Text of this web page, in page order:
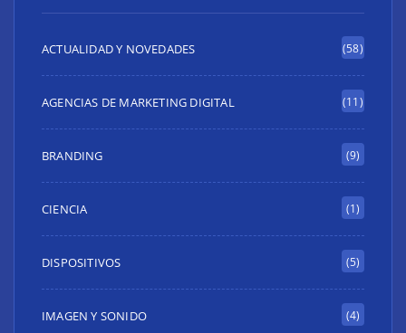
ACTUALIDAD Y NOVEDADES (58)
AGENCIAS DE MARKETING DIGITAL (11)
BRANDING (9)
CIENCIA (1)
DISPOSITIVOS (5)
IMAGEN Y SONIDO (4)